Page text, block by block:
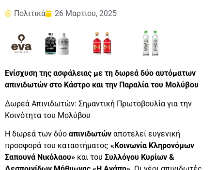
Πολιτικά 26 Μαρτίου, 2025
Ενίσχυση της ασφάλειας με τη δωρεά δύο αυτόματων
απινιδωτών στο Κάστρο και την Παραλία του Μολύβου
Δωρεά Απινιδωτών: Σημαντική Πρωτοβουλία για την
Κοινότητα του Μολύβου
Η δωρεά των δύο απινιδωτών αποτελεί ευγενική
προσφορά του καταστήματος «Κοινωνία Κληρονόμων
Σαπουνά Νικόλαου» και του Συλλόγου Κυρίων &